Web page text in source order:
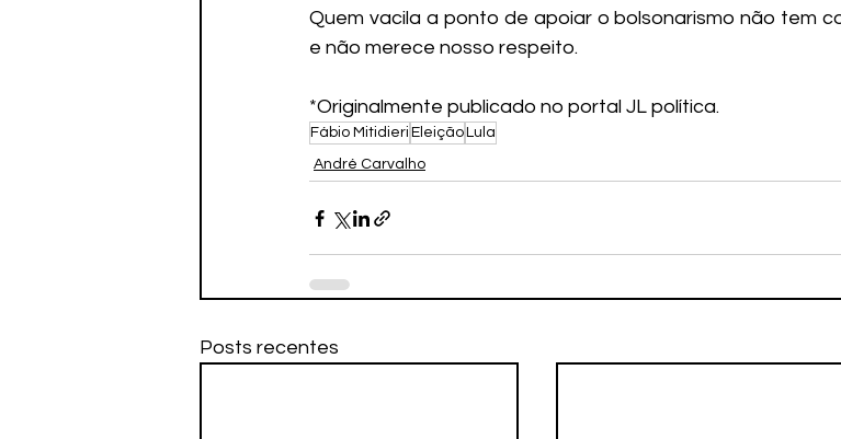
Quem vacila a ponto de apoiar o bolsonarismo não tem
e não merece nosso respeito.
*Originalmente publicado no portal JL política.
Fábio Mitidieri Eleição Lula
André Carvalho
Posts recentes